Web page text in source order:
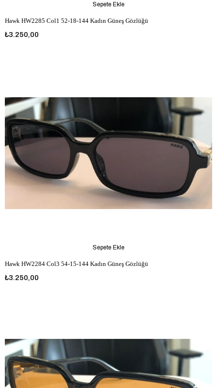
Hawk HW2285 Col1 52-18-144 Kadın Güneş Gözlüğü
₺3.250,00
Sepete Ekle
Hawk HW2284 Col3 54-15-144 Kadın Güneş Gözlüğü
₺3.250,00
Sepete Ekle